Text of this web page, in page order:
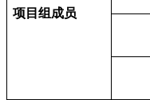
项目组成员